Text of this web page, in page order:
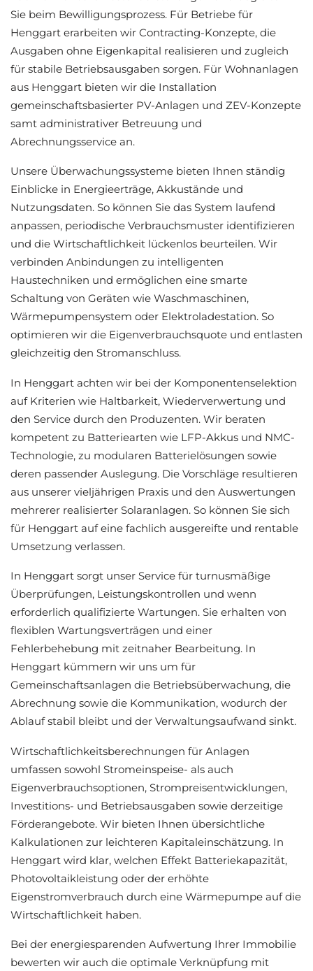
Sie beim Bewilligungsprozess. Für Betriebe für
Henggart erarbeiten wir Contracting-Konzepte, die
Ausgaben ohne Eigenkapital realisieren und zugleich
für stabile Betriebsausgaben sorgen. Für Wohnanlagen
aus Henggart bieten wir die Installation
gemeinschaftsbasierter PV-Anlagen und ZEV-Konzepte
samt administrativer Betreuung und
Abrechnungsservice an.
Unsere Überwachungssysteme bieten Ihnen ständig
Einblicke in Energieerträge, Akkustände und
Nutzungsdaten. So können Sie das System laufend
anpassen, periodische Verbrauchsmuster identifizieren
und die Wirtschaftlichkeit lückenlos beurteilen. Wir
verbinden Anbindungen zu intelligenten
Haustechniken und ermöglichen eine smarte
Schaltung von Geräten wie Waschmaschinen,
Wärmepumpensystem oder Elektroladestation. So
optimieren wir die Eigenverbrauchsquote und entlasten
gleichzeitig den Stromanschluss.
In Henggart achten wir bei der Komponentenselektion
auf Kriterien wie Haltbarkeit, Wiederverwertung und
den Service durch den Produzenten. Wir beraten
kompetent zu Batteriearten wie LFP-Akkus und NMC-
Technologie, zu modularen Batterielösungen sowie
deren passender Auslegung. Die Vorschläge resultieren
aus unserer vieljährigen Praxis und den Auswertungen
mehrerer realisierter Solaranlagen. So können Sie sich
für Henggart auf eine fachlich ausgereifte und rentable
Umsetzung verlassen.
In Henggart sorgt unser Service für turnusmäßige
Überprüfungen, Leistungskontrollen und wenn
erforderlich qualifizierte Wartungen. Sie erhalten von
flexiblen Wartungsverträgen und einer
Fehlerbehebung mit zeitnaher Bearbeitung. In
Henggart kümmern wir uns um für
Gemeinschaftsanlagen die Betriebsüberwachung, die
Abrechnung sowie die Kommunikation, wodurch der
Ablauf stabil bleibt und der Verwaltungsaufwand sinkt.
Wirtschaftlichkeitsberechnungen für Anlagen
umfassen sowohl Stromeinspeise- als auch
Eigenverbrauchsoptionen, Strompreisentwicklungen,
Investitions- und Betriebsausgaben sowie derzeitige
Förderangebote. Wir bieten Ihnen übersichtliche
Kalkulationen zur leichteren Kapitaleinschätzung. In
Henggart wird klar, welchen Effekt Batteriekapazität,
Photovoltaikleistung oder der erhöhte
Eigenstromverbrauch durch eine Wärmepumpe auf die
Wirtschaftlichkeit haben.
Bei der energiesparenden Aufwertung Ihrer Immobilie
bewerten wir auch die optimale Verknüpfung mit